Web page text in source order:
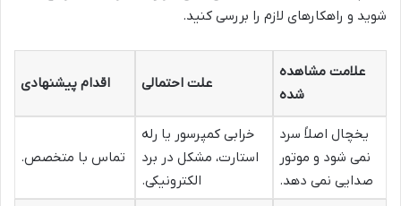
شوید و راهکارهای لازم را بررسی کنید.
علامت مشاهده
شده
علت احتمالی اقدام پیشنهادی
یخچال اصلاً سرد
نمی شود و موتور
صدایی نمی دهد.
خرابی کمپرسور یا رله
استارت، مشکل در برد
الکترونیکی.
تماس با متخصص.